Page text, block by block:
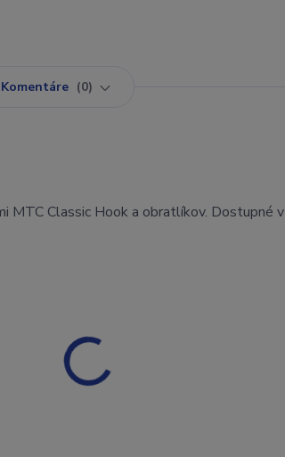
Komentáre 0
MTC Classic Hook a obratlíkov. Dostupné